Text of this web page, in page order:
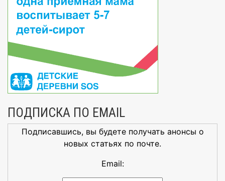
ПОДПИСКА ПО EMAIL
Подписавшись, вы будете получать анонсы о
новых статьях по почте.
Email: